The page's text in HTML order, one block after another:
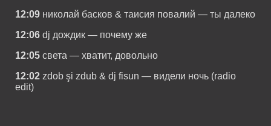
12:09 николай басков & таисия повалий — ты далеко
12:06 dj дождик — почему же
12:05 света — хватит, довольно
12:02 zdob şi zdub & dj fisun — видели ночь (radio
edit)